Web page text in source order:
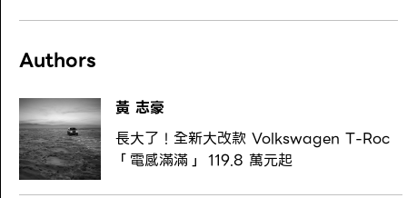
Authors
黃 志豪
長大了！全新大改款 Volkswagen T-Roc
「電感滿滿」 119.8 萬元起